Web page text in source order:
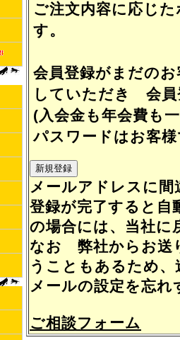
ご注文内容に応じ
す。
会員登録がまだの
していただき 会員
(入会金も年会費も
パスワードはお客
メールアドレスに
登録が完了すると
の場合には、当社に
なお 弊社からお送
うこともあるため
メールの設定を忘
ご相談フォーム